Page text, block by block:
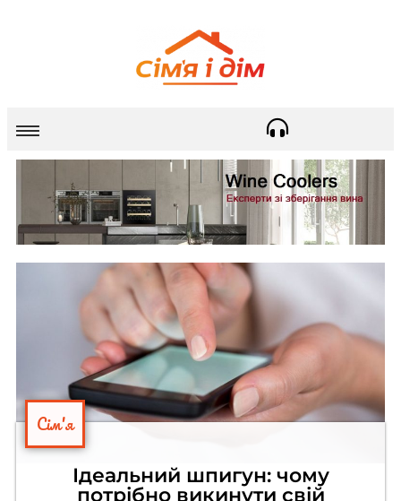
Сім'я
Ідеальний шпигун: чому
потрібно викинути свій